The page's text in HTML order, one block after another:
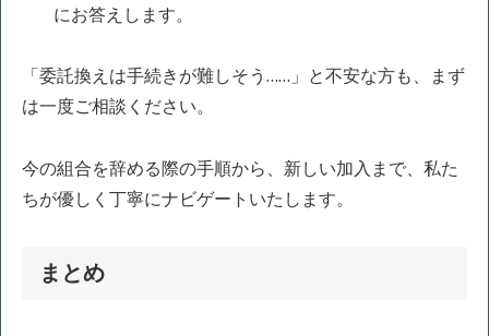
にお答えします。
「委託換えは手続きが難しそう……」と不安な方も、まず
は一度ご相談ください。
今の組合を辞める際の手順から、新しい加入まで、私た
ちが優しく丁寧にナビゲートいたします。
まとめ